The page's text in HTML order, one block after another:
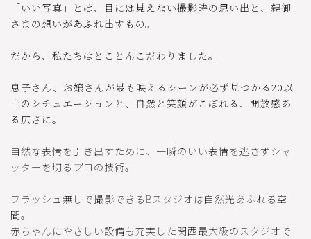
「いい写真」とは、目には見えない撮影時の思い出と、親御
さまの想いがあふれ出すもの。
だから、私たちはとことんこだわりました。
息子さん、お嬢さんが最も映えるシーンが必ず見つかる20以
上のシチュエーションと、自然と笑顔がこぼれる、開放感あ
る広さに。
自然な表情を引き出すために、一瞬のいい表情を逃さずシャ
ッターを切るプロの技術。
フラッシュ無しで撮影できるBスタジオは自然光あふれる空
間。
赤ちゃんにやさしい設備も充実した関西最大級のスタジオで